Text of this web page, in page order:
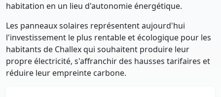
habitation en un lieu d'autonomie énergétique.
Les panneaux solaires représentent aujourd'hui
l'investissement le plus rentable et écologique pour les
habitants de Challex qui souhaitent produire leur
propre électricité, s'affranchir des hausses tarifaires et
réduire leur empreinte carbone.